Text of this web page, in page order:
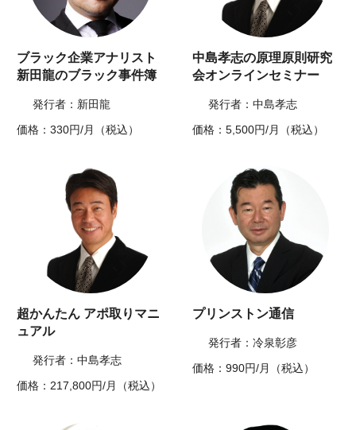
ブラック企業アナリスト
新田龍のブラック事件簿
発行者：新田龍
価格：330円/月（税込）
中島孝志の原理原則研究
会オンラインセミナー
発行者：中島孝志
価格：5,500円/月（税込）
超かんたん アポ取りマニ
ュアル
発行者：中島孝志
価格：217,800円/月（税込）
プリンストン通信
発行者：冷泉彰彦
価格：990円/月（税込）